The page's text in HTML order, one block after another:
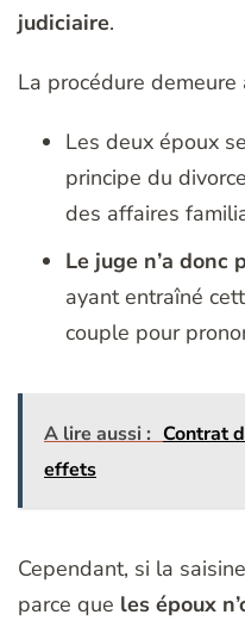
judiciaire.
La procédure demeure
Les deux époux
principe du
des affaires
Le juge n’a donc
ayant entraîné
couple pour
A lire aussi : Contrat
effets
Cependant, si la
parce que les époux